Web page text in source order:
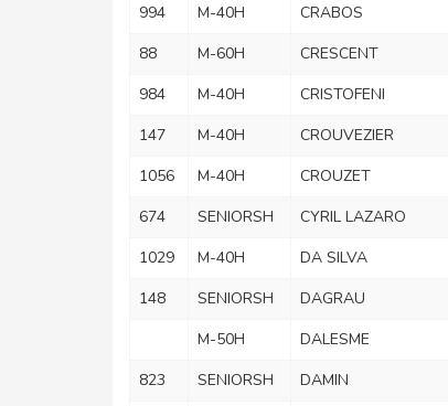
994 M-40H CRABOS
88 M-60H CRESCENT
984 M-40H CRISTOFENI
147 M-40H CROUVEZIER
1056 M-40H CROUZET
674 SENIORSH CYRIL LAZARO
1029 M-40H DA SILVA
148 SENIORSH DAGRAU
M-50H DALESME
823 SENIORSH DAMIN